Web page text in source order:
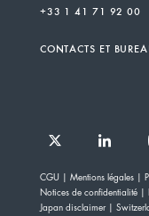
+33 1 41 71 92 00
Ardian
on
Ardian
on
CONTACTS ET
CGU Mentions légales
Notices de confidentialité
Japan disclaimer